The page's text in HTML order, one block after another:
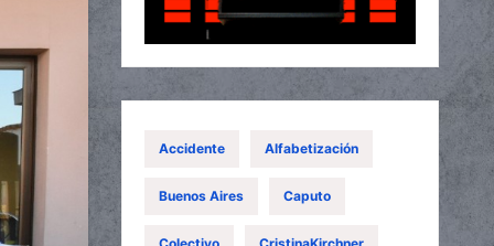
Accidente Alfabetización
Buenos Aires Caputo